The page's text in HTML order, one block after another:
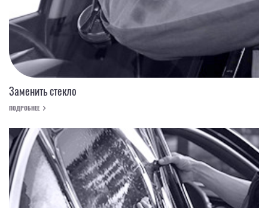
Заменить стекло
ПОДРОБНЕЕ